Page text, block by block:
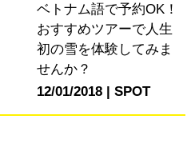
ベトナム語で予約OK！
おすすめツアーで人生
初の雪を体験してみま
せんか？
12/01/2018
SPOT